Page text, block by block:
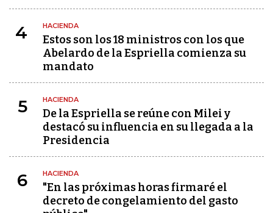
4 HACIENDA
Estos son los 18 ministros con los que
Abelardo de la Espriella comienza su
mandato
5 HACIENDA
De la Espriella se reúne con Milei y
destacó su influencia en su llegada a la
Presidencia
6 HACIENDA
"En las próximas horas firmaré el
decreto de congelamiento del gasto